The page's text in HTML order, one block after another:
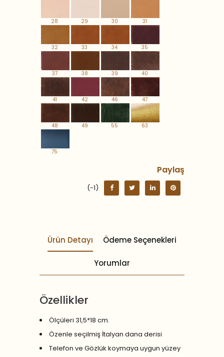
28 29 30 31
32 33 34 35
37 38 39 40
41 42 46 47
48 49 55 63
75
Paylaş
(-1)
Ürün Detayı Ödeme Seçenekleri
Yorumlar
Özellikler
Ölçüleri 31,5*18 cm.
Özenle seçilmiş İtalyan dana derisi
Telefon ve Gözlük koymaya uygun yüzey